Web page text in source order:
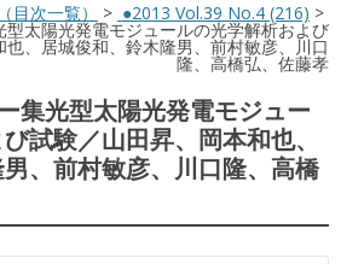
目次一覧） > ●2013 Vol.39 No.4 (216) >
太陽光発電モジュールの光学解析および
、居城俊和、鈴木隆男、前村敏彦、川口
隆、高橋弘、佐藤孝
集光型太陽光発電モジュー
試験／山田昇、岡本和也、
、前村敏彦、川口隆、高橋